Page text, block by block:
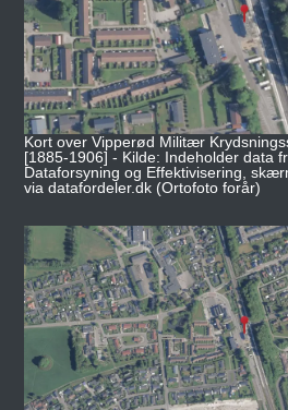
Kort over Vipperød Militær
[1885-1906] - Kilde: Indeholder data
Dataforsyning og Effektivisering,
via datafordeler.dk (Ortofoto forår)